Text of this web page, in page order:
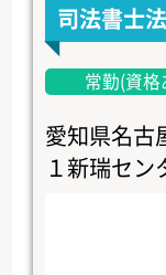
司法書士
常勤(資格
愛知県名古
１新瑞セン